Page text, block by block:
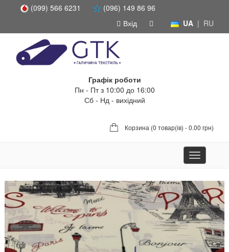
(099) 566 6231
(096) 149 86 96
UA | RU
Вхід
Графік роботи
Пн - Пт з 10:00 до 16:00
Сб - Нд - вихідний
Корзина (0 товар(ів) - 0.00 грн)
Toggle
navigation